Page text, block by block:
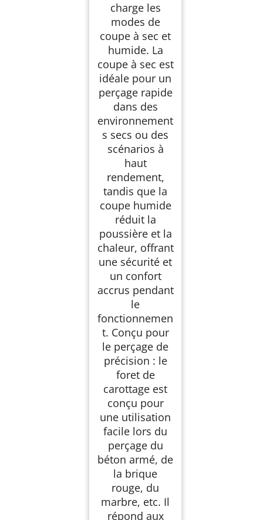
charge les
modes de
coupe à sec et
humide. La
coupe à sec est
idéale pour un
perçage rapide
dans des
environnement
s secs ou des
scénarios à
haut
rendement,
tandis que la
coupe humide
réduit la
poussière et la
chaleur, offrant
une sécurité et
un confort
accrus pendant
le
fonctionnemen
t. Conçu pour
le perçage de
précision : le
foret de
carottage est
conçu pour
une utilisation
facile lors du
perçage du
béton armé, de
la brique
rouge, du
marbre, etc. Il
répond aux